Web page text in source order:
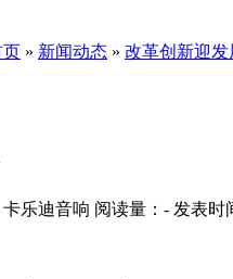
页 » 新闻动态 » 改革创新迎发
乐迪音响 阅读量： - 发表时